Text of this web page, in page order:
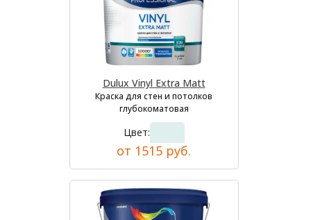
Dulux Vinyl Extra Matt
Краска для стен и потолков
глубокоматовая
Цвет:
от 1515 руб.